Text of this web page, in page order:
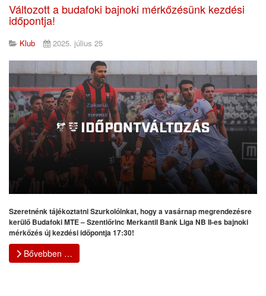
Változott a budafoki bajnoki mérkőzésünk kezdési
időpontja!
Klub 2025. július 25
Szeretnénk tájékoztatni Szurkolóinkat, hogy a vasárnap megrendezésre
kerülő Budafoki MTE – Szentlőrinc Merkantil Bank Liga NB II-es bajnoki
mérkőzés új kezdési időpontja 17:30!
Bővebben …